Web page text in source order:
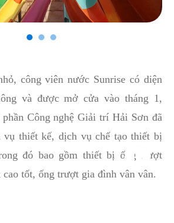
công viên nước Sunrise có diện
và được mở cửa vào tháng 1,
Công nghệ Giải trí Hải Sơn đã
vụ thiết kế, dịch vụ chế tạo thiết bị
đó bao gồm thiết bị ống trượt
tốt, ống trượt gia đình vân vân.